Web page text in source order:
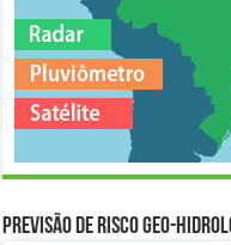
Previsão de Risco Geo-